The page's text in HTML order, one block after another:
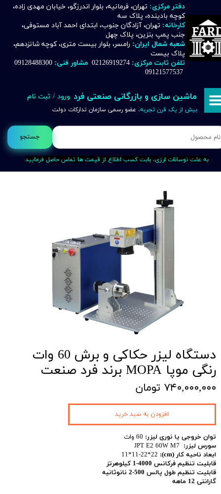
جستجو
دفتر مرکزی: تهران، فرمانیه، بلوار اندرزگو، خیابان مهدی زاده،
کوچه بادینده، پلاک سه
کارخانه: تهران، آزادگان جنوب، ابتدای احمد آباد مستوفی،
جنب پمپ بنزین، پلاک چهل
شعبه شمال ایران: رامسر، بلوار بیست متری، کوچه شانزدهم،
پلاک بیست
تلفن ثابت مرکزی: 02126919274 مشاور فنی:
09121577537
ماشین سازی و بازرگانی صنعتی فرد
بیش از یک قرن تجربه، عضو رسمی سازمان تدارکات دولت
ورود / ثبت نام
حساب کاربری من
تغییر گذر واژه
خروج از حساب کاربری
به علت نوسانات ارزی، بابت کسب اطلاع از قیمت ها تماس حاصل فرمایید
دستگاه لیزر حکاکی و برش 60 وات
رنگی موپا MOPA برند فرد صنعت
۷۴۰,۰۰۰,۰۰۰ تومان
توان خروجی یا نوری لیزر:
سورس لیزر: JPT E2 60W M7
ابعاد ناحیه کار (cm):
11*11-22*22
قابلیت تنظیم فرکانس 4000-1 کیلوهرتز
قابلیت تنظیم طول پالس 500-2 نانوثانیه
گارانتی 12 ماهه
افزودن به سبد خرید